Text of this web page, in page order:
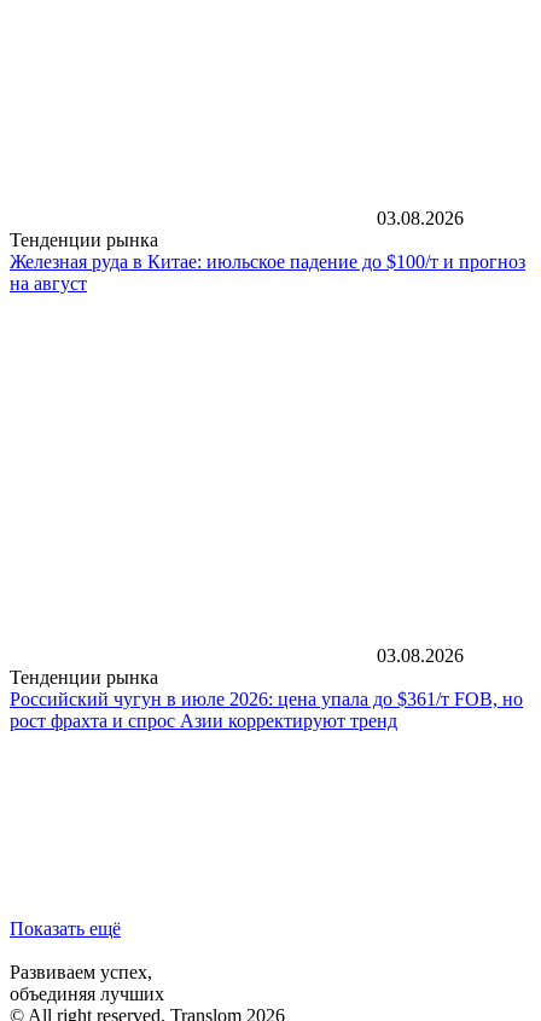
03.08.2026
Тенденции рынка
Железная руда в Китае: июльское падение до $100/т и прогноз
на август
03.08.2026
Тенденции рынка
Российский чугун в июле 2026: цена упала до $361/т FOB, но
рост фрахта и спрос Азии корректируют тренд
Показать ещё
Развиваем успех,
объединяя лучших
© All right reserved, Translom 2026